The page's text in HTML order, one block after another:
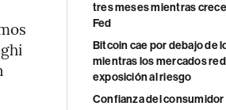
tres meses mientras
Fed
Bitcoin cae por debajo de
mientras los mercados
exposición al riesgo
Confianza del consumidor